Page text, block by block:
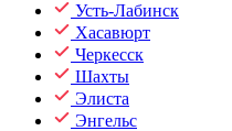
Усть-Лабинск
Хасавюрт
Черкесск
Шахты
Элиста
Энгельс